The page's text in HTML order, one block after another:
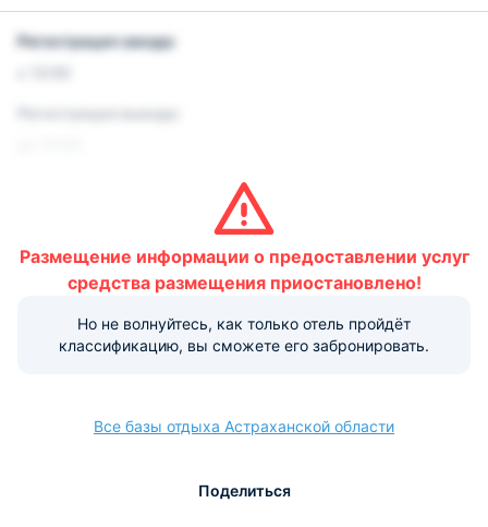
Регистрация заезда:
Условия и правила проживания:
Размещение домашних животных не допускается.
Варианты оплаты, доступные на ресепшене:
Безналичный Visa Euro/Mastercard МИР
Размещение информации о предоставлении услуг
средства размещения приостановлено!
Но не волнуйтесь, как только отель пройдёт
классификацию, вы сможете его забронировать.
Все базы отдыха Астраханской области
Поделиться